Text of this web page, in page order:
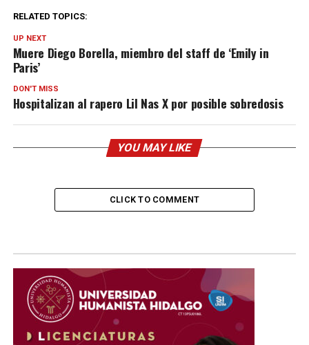
RELATED TOPICS:
UP NEXT
Muere Diego Borella, miembro del staff de ‘Emily in
Paris’
DON'T MISS
Hospitalizan al rapero Lil Nas X por posible sobredosis
YOU MAY LIKE
CLICK TO COMMENT